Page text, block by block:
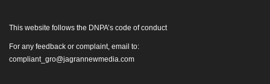
This website follows the DNPA’s code of conduct
For any feedback or complaint, email to:
compliant_gro@jagrannewmedia.com